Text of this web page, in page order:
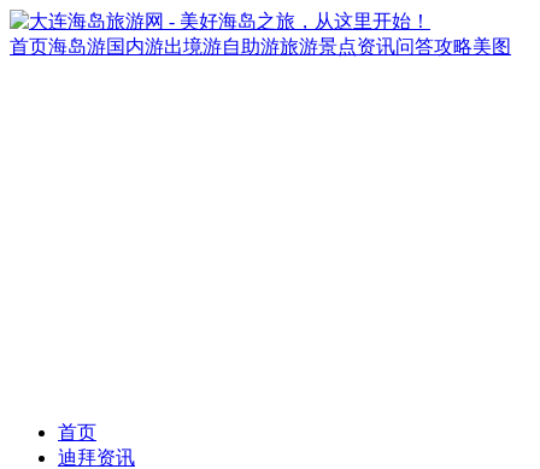
首页海岛游国内游出境游自助游旅游景点资讯问答攻略美图
首页
迪拜资讯